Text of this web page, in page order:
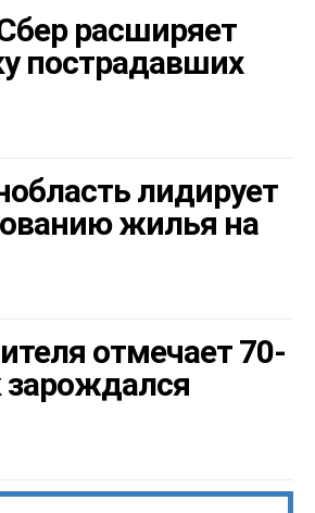
расширяет
пострадавших
лидирует
жилья на
отмечает 70-
зарождался